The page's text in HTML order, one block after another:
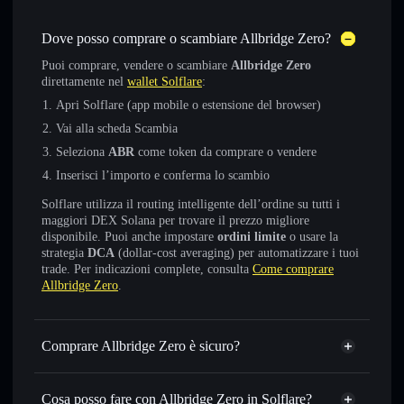
Dove posso comprare o scambiare Allbridge Zero?
Puoi comprare, vendere o scambiare Allbridge Zero
direttamente nel wallet Solflare:
Apri Solflare (app mobile o estensione del browser)
Vai alla scheda Scambia
Seleziona ABR come token da comprare o vendere
Inserisci l’importo e conferma lo scambio
Solflare utilizza il routing intelligente dell’ordine su tutti i
maggiori DEX Solana per trovare il prezzo migliore
disponibile. Puoi anche impostare ordini limite o usare la
strategia DCA (dollar-cost averaging) per automatizzare i tuoi
trade. Per indicazioni complete, consulta Come comprare
Allbridge Zero.
Comprare Allbridge Zero è sicuro?
Allbridge Zero token verificato
Cosa posso fare con Allbridge Zero in Solflare?